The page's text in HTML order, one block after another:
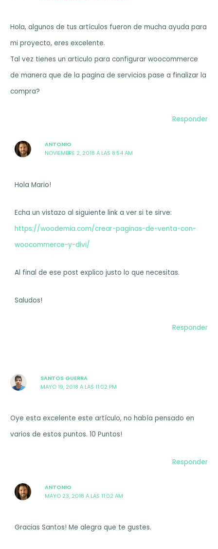
Hola, algunos de tus artículos fueron de mucha ayuda para
mi proyecto, eres excelente.
Tal vez tienes un articulo para configurar woocommerce
de manera que de la pagina de servicios pase a finalizar la
compra?
Responder
ANTONIO
NOVIEMBRE 2, 2018 A LAS 8:54 AM
Hola Mario!
Echa un vistazo al siguiente link a ver si te sirve:
https://woodemia.com/crear-paginas-de-venta-con-
woocommerce-y-divi/
Al final de ese post explico justo lo que necesitas.
Saludos!
Responder
SANTOS GUERRA
MAYO 19, 2018 A LAS 11:02 PM
Oye esta excelente este artículo, no había pensado en
varios de estos puntos. 10 Puntos!
Responder
ANTONIO
MAYO 23, 2018 A LAS 11:02 AM
Gracias Santos! Me alegra que te gustes.